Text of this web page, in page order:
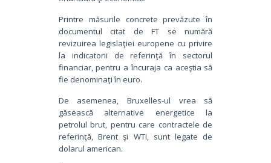
Printre măsurile concrete prevăzute în
documentul citat de FT se numără
revizuirea legislaţiei europene cu privire
la indicatorii de referinţă în sectorul
financiar, pentru a încuraja ca aceştia să
fie denominaţi în euro.
De asemenea, Bruxelles-ul vrea să
găsească alternative energetice la
petrolul brut, pentru care contractele de
referinţă, Brent şi WTI, sunt legate de
dolarul american.